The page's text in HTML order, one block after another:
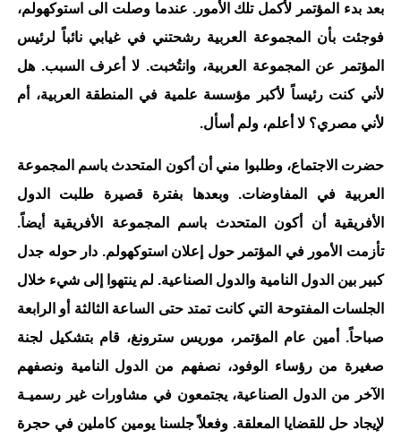
بعد بدء المؤتمر لأكمل تلك الأمور. عندما وصلت الى استوكهولم،
فوجئت بأن المجموعة العربية رشحتني في غيابي نائباً لرئيس
المؤتمر عن المجموعة العربية، وانتُخبت. لا أعرف السبب. هل
لأني كنت رئيساً لأكبر مؤسسة علمية في المنطقة العربية، أم
لأني مصري؟ لا أعلم، ولم أسأل.
حضرت الاجتماع، وطلبوا مني أن أكون المتحدث باسم المجموعة
العربية في المفاوضات. وبعدها بفترة قصيرة طلبت الدول
الأفريقية أن أكون المتحدث باسم المجموعة الأفريقية أيضاً.
تأزمت الأمور في المؤتمر حول إعلان استوكهولم. دار حوله جدل
كبير بين الدول النامية والدول الصناعية. لم ينتهوا إلى شيء خلال
الجلسات المفتوحة التي كانت تمتد حتى الساعة الثالثة أو الرابعة
صباحاً. أمين عام المؤتمر، موريس سترونغ، قام بتشكيل لجنة
صغيرة من رؤساء الوفود، نصفهم من الدول النامية ونصفهم
الآخر من الدول الصناعية، يجتمعون في مشاورات غير رسميـة
لإيجاد حل للقضايا المعلقة. وفعلاً جلسنا يومين كاملين في حجرة